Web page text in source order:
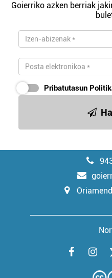
Goierriko azken berriak
Pribatutasun